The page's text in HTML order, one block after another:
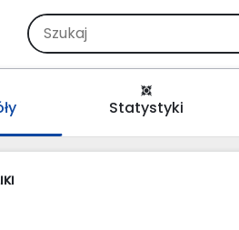
Statystyki